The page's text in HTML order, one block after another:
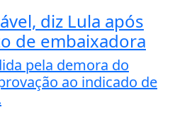
diz Lula após
de embaixadora
pela demora do
ao indicado de